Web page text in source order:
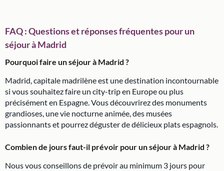
FAQ : Questions et réponses fréquentes pour un
séjour à Madrid
Pourquoi faire un séjour à Madrid ?
Madrid, capitale madrilène est une destination incontournable
si vous souhaitez faire un city-trip en Europe ou plus
précisément en Espagne. Vous découvrirez des monuments
grandioses, une vie nocturne animée, des musées
passionnants et pourrez déguster de délicieux plats espagnols.
Combien de jours faut-il prévoir pour un séjour à Madrid ?
Nous vous conseillons de prévoir au minimum 3 jours pour